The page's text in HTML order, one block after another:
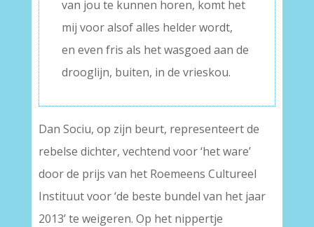
van jou te kunnen horen, komt het
mij voor alsof alles helder wordt,
en even fris als het wasgoed aan de
drooglijn, buiten, in de vrieskou.
Dan Sociu, op zijn beurt, representeert de
rebelse dichter, vechtend voor ‘het ware’
door de prijs van het Roemeens Cultureel
Instituut voor ‘de beste bundel van het jaar
2013’ te weigeren. Op het nippertje